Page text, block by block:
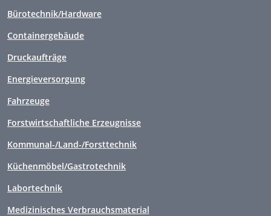
Bürotechnik/Hardware
Containergebäude
Druckaufträge
Energieversorgung
Fahrzeuge
Forstwirtschaftliche Erzeugnisse
Kommunal-/Land-/Forsttechnik
Küchenmöbel/Gastrotechnik
Labortechnik
Medizinisches Verbrauchsmaterial